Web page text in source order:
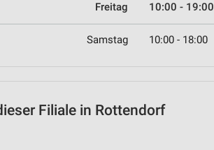
Freitag 10:00 - 19:00
Samstag 10:00 - 18:00
Filiale in Rottendorf